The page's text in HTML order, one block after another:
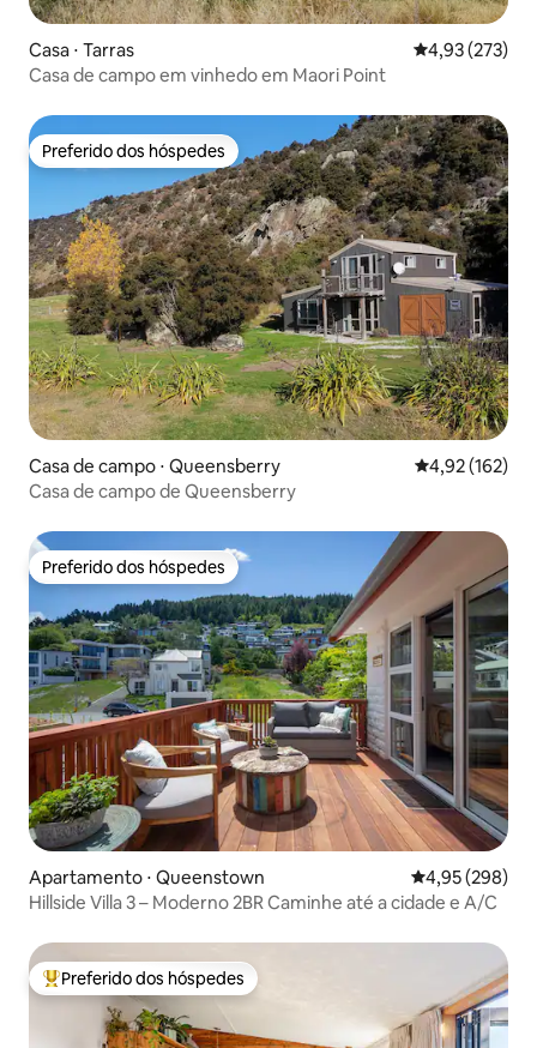
Casa ⋅ Tarras 4,93 de uma
4,93 (273)
Casa de campo em vinhedo em Maori Point
Preferido dos hóspedes
Preferido dos hóspedes
Casa de campo ⋅ Queensberry 4,92 de uma
4,92 (162)
Casa de campo de Queensberry
Preferido dos hóspedes
Preferido dos hóspedes
Apartamento ⋅ Queenstown 4,95 de uma
4,95 (298)
Hillside Villa 3 – Moderno 2BR Caminhe até a cidade e A/C
Entre os melhores preferidos dos hóspedes
Preferido dos hóspedes